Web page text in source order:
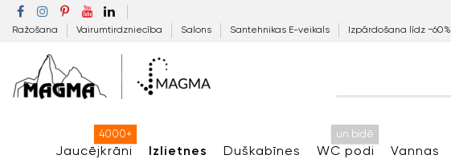
Ražošana Vairumtirdzniecība Salons Santehnikas E-veikals Izpārdošana līdz −60%
Jaucējkrāni
4000+
Izlietnes Duškabīnes WC podi
un bidē
Vannas